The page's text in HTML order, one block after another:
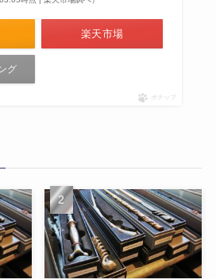
楽天市場
グ
ポチップ